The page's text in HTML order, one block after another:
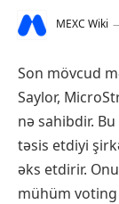
MEXC Wiki
Son mövcud
Saylor,
nə sahibdir.
təsis etdiyi
əks etdirir.
mühüm